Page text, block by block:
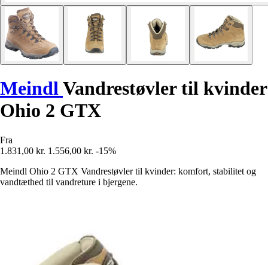
MeindlVandrestøvler til kvinder
Ohio 2 GTX
Fra
1.831,00 kr. 1.556,00 kr. -15%
Meindl Ohio 2 GTX Vandrestøvler til kvinder: komfort, stabilitet og
vandtæthed til vandreture i bjergene.